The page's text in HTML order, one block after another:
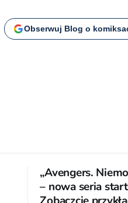
Obserwuj Blog o
„Avengers.
– nowa seria